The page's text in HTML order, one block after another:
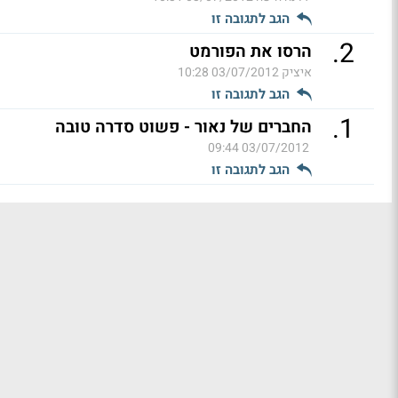
הגב לתגובה זו
2
. הרסו את הפורמט
איציק03/07/2012 10:28
הגב לתגובה זו
1
. החברים של נאור - פשוט סדרה טובה
03/07/2012 09:44
הגב לתגובה זו